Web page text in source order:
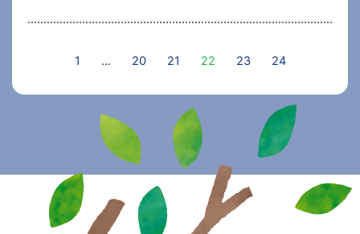
1 … 20 21 22 23 24